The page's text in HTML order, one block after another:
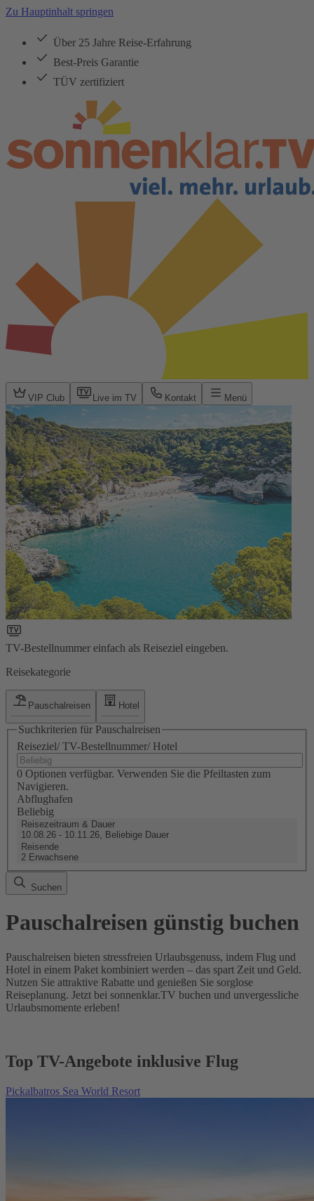
Zu Hauptinhalt springen
Über 25 Jahre Reise-Erfahrung
Best-Preis Garantie
TÜV zertifiziert
VIP Club Live im TV Kontakt Menü
TV-Bestellnummer einfach als Reiseziel eingeben.
Reisekategorie
Pauschalreisen Hotel
Suchkriterien für Pauschalreisen
Reiseziel/ TV-Bestellnummer/ Hotel
0 Optionen verfügbar. Verwenden Sie die Pfeiltasten zum
Navigieren.
Abflughafen
Beliebig
Reisezeitraum & Dauer
10.08.26 - 10.11.26, Beliebige Dauer
Reisende
2 Erwachsene
Suchen
Pauschalreisen günstig buchen
Pauschalreisen bieten stressfreien Urlaubsgenuss, indem Flug und
Hotel in einem Paket kombiniert werden – das spart Zeit und Geld.
Nutzen Sie attraktive Rabatte und genießen Sie sorglose
Reiseplanung. Jetzt bei sonnenklar.TV buchen und unvergessliche
Urlaubsmomente erleben!
Top TV-Angebote inklusive Flug
Pickalbatros Sea World Resort